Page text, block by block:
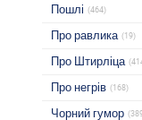
Пошлі (464)
Про равлика (19)
Про Штирліца
Про негрів (168)
Чорний гумор